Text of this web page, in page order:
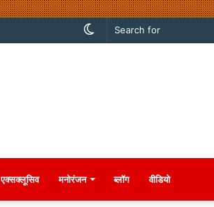
Switch
एक्सक्लूसिव मनोरंजन ब्लॉग वीडियो